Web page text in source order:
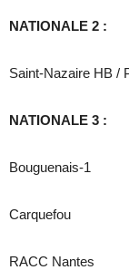
NATIONALE 2 :
Saint-Nazaire HB /
NATIONALE 3 :
Bouguenais-1
Carquefou
RACC Nantes